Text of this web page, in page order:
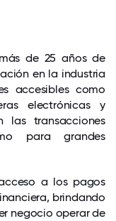
de 25 años de
en la industria
accesibles como
electrónicas y
las transacciones
para grandes
a los pagos
brindando
negocio operar de